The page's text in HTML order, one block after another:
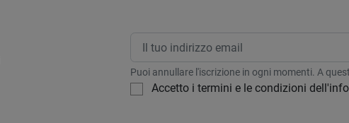
Puoi annullare l'iscrizione in ogni momenti. A
Accetto i termini e le condizioni